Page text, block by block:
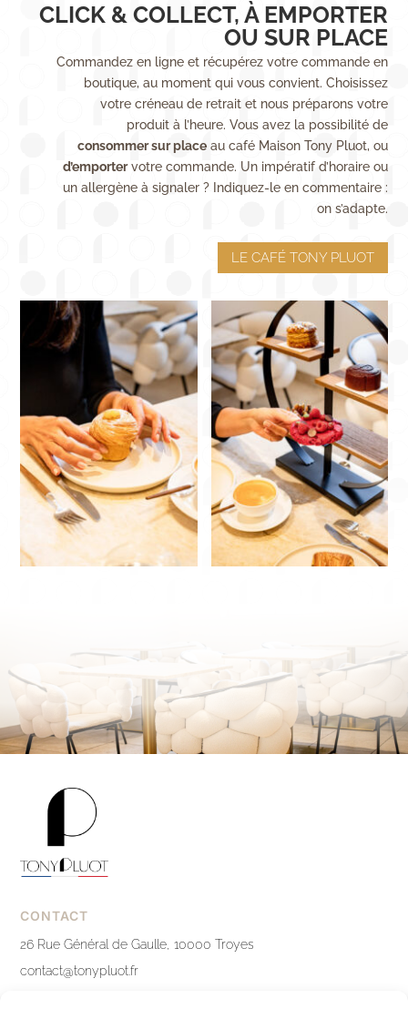
CLICK & COLLECT, À EMPORTER
OU SUR PLACE
Commandez en ligne et récupérez votre commande en
boutique, au moment qui vous convient. Choisissez
votre créneau de retrait et nous préparons votre
produit à l’heure. Vous avez la possibilité de
consommer sur placeau café Maison Tony Pluot, ou
d’emportervotre commande. Un impératif d’horaire ou
un allergène à signaler ? Indiquez-le en commentaire :
on s’adapte.
LE CAFÉ TONY PLUOT
CONTACT
26 Rue Général de Gaulle, 10000 Troyes
contact@tonypluot.fr